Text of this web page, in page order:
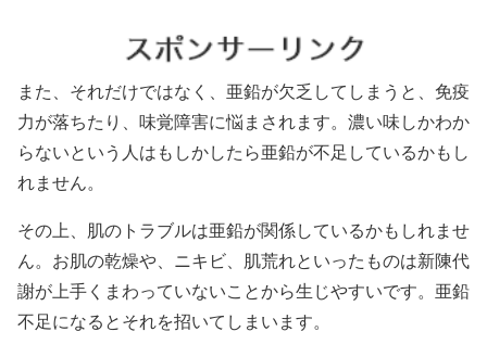
また、それだけではなく、亜鉛が欠乏してしまうと、免疫
力が落ちたり、味覚障害に悩まされます。濃い味しかわか
らないという人はもしかしたら亜鉛が不足しているかもし
れません。
その上、肌のトラブルは亜鉛が関係しているかもしれませ
ん。お肌の乾燥や、ニキビ、肌荒れといったものは新陳代
謝が上手くまわっていないことから生じやすいです。亜鉛
不足になるとそれを招いてしまいます。